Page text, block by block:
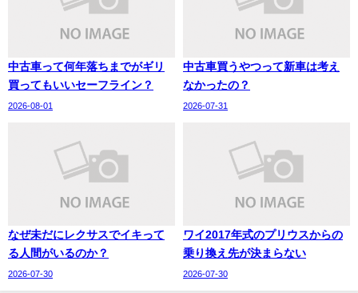
中古車って何年落ちまでがギリ
買ってもいいセーフライン？
2026-08-01
中古車買うやつって新車は考え
なかったの？
2026-07-31
なぜ未だにレクサスでイキって
る人間がいるのか？
2026-07-30
ワイ2017年式のプリウスからの
乗り換え先が決まらない
2026-07-30